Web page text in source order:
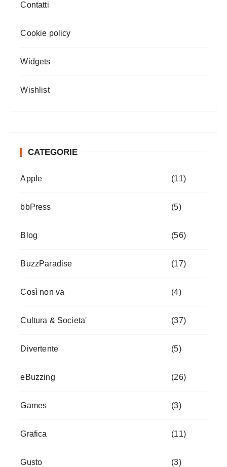
Contatti
Cookie policy
Widgets
Wishlist
CATEGORIE
Apple (11)
bbPress (5)
Blog (56)
BuzzParadise (17)
Così non va (4)
Cultura & Societa' (37)
Divertente (5)
eBuzzing (26)
Games (3)
Grafica (11)
Gusto (3)